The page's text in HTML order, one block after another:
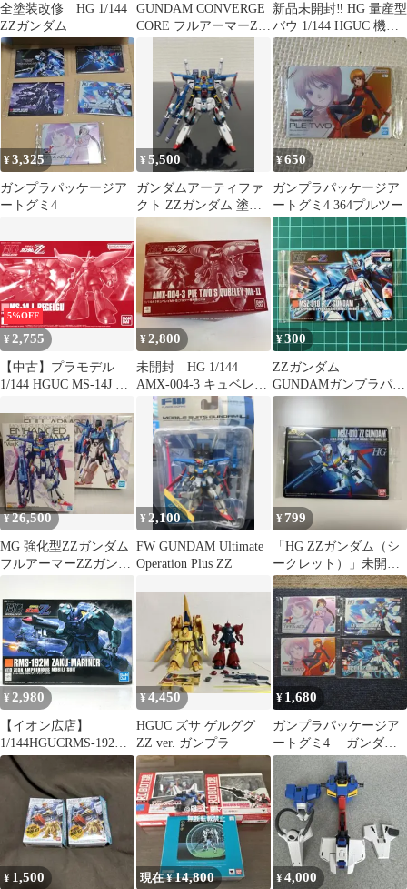
全塗装改修 HG 1/144
ZZガンダム
GUNDAM CONVERGE
CORE フルアーマーZZ
新品未開封‼️ HG 量産型
バウ 1/144 HGUC 機動
戦士ガンダムZZ
¥3,325
ガンプラパッケージア
ートグミ4
¥5,500
ガンダムアーティファ
クト ZZガンダム 塗装
済み完成品
¥650
ガンプラパッケージア
ートグミ4 364プルツー
5%OFF
¥ 2,755
【中古】プラモデル
1/144 HGUC MS-14J リ
ダムZZ」 プレミアムバ
ンダイ限定 [5063861]
¥2,800
未開封 HG 1/144
AMX-004-3 キュベレイ
Mk-II プルツー専用
¥300
ZZガンダム
GUNDAMガンプラパッ
ケージアートグミ４
¥26,500
MG 強化型ZZガンダム
フルアーマーZZガンダ
¥2,100
FW GUNDAM Ultimate
Operation Plus ZZ
¥799
「HG ZZガンダム（シ
ークレット）」未開封
新品 ガンプラパッケ
ージアートグミ4
¥2,980
【イオン広店】
1/144HGUCRMS-192M
ザク・マリナー「機動
戦士ガンダムZZ」
[5060667] 【724】
¥4,450
HGUC ズサ ゲルググ
ZZ ver. ガンプラ
¥ 1,680
ガンプラパッケージア
ートグミ4 ガンダムX
ZZカード 4枚セット
¥ 1,500 現在 ¥14,800 ¥4,000